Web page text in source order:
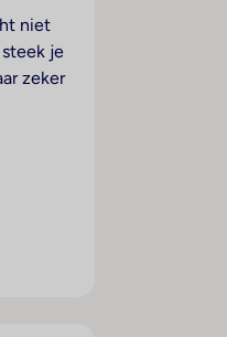
niet
je
zeker